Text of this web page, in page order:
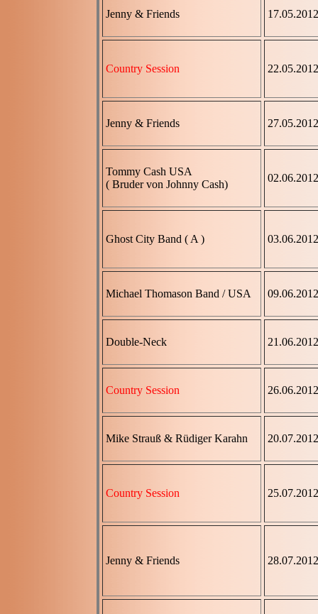
Jenny & Friends 17.05.2012
Country Session 22.05.2012
Jenny & Friends 27.05.2012
Tommy Cash USA
( Bruder von Johnny Cash)
02.06.2012
Ghost City Band ( A ) 03.06.2012
Michael Thomason Band / USA 09.06.2012
Double-Neck 21.06.2012
Country Session 26.06.2012
Mike Strauß & Rüdiger Karahn 20.07.2012
Country Session 25.07.2012
Jenny & Friends 28.07.2012